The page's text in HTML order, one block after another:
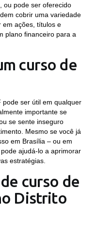
ou pode ser oferecido
cobrir uma variedade
em ações, títulos e
plano financeiro para a
curso de
pode ser útil em qualquer
importante se
se sente inseguro
Mesmo se você já
em Brasília – ou em
ajudá-lo a aprimorar
estratégias.
curso de
Distrito